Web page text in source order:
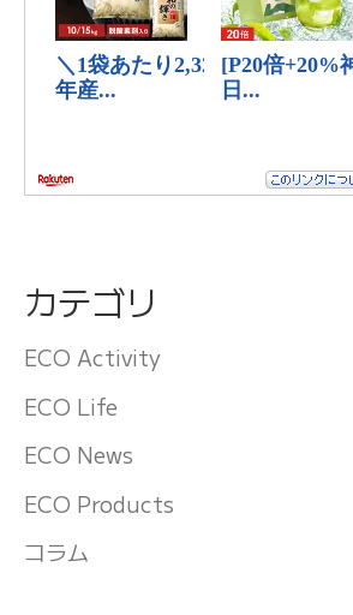
カテゴリ
ECO Activity
ECO Life
ECO News
ECO Products
コラム